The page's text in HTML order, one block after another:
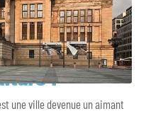
!
une ville devenue un aimant